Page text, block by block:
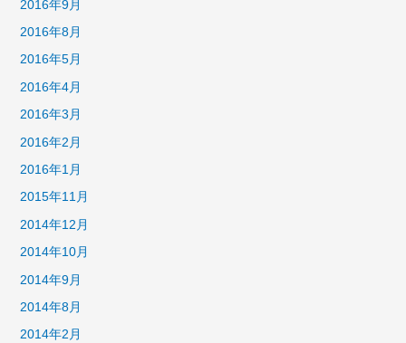
2016年9月
2016年8月
2016年5月
2016年4月
2016年3月
2016年2月
2016年1月
2015年11月
2014年12月
2014年10月
2014年9月
2014年8月
2014年2月